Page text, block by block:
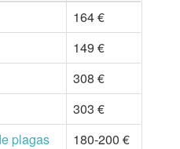
164 €
149 €
308 €
303 €
plagas
180-200 €